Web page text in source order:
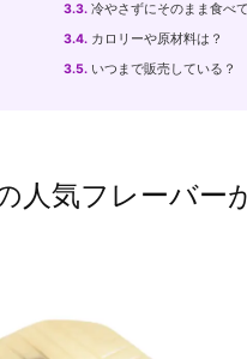
3.3. 冷やさずにそのまま食べ
3.4. カロリーや原材料は？
3.5. いつまで販売している？
人気フレーバー